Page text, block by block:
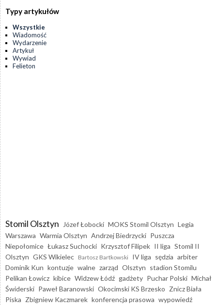
Typy artykułów
Wszystkie
Wiadomość
Wydarzenie
Artykuł
Wywiad
Felieton
Stomil Olsztyn Józef Łobocki MOKS Stomil Olsztyn Legia
Warszawa Warmia Olsztyn Andrzej Biedrzycki Puszcza
Niepołomice Łukasz Suchocki Krzysztof Filipek II liga Stomil II
Olsztyn GKS Wikielec Bartosz Bartkowski IV liga sędzia arbiter
Dominik Kun kontuzje walne zarząd Olsztyn stadion Stomilu
Pelikan Łowicz kibice Widzew Łódź gadżety Puchar Polski Michał
Świderski Paweł Baranowski Okocimski KS Brzesko Znicz Biała
Piska Zbigniew Kaczmarek konferencja prasowa wypowiedź